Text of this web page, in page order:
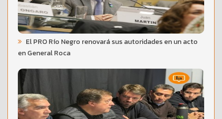
El PRO Río Negro renovará sus autoridades en un acto
en General Roca